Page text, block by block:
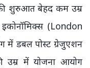
शुरुआत बेहद कम उम्र
(London
में डबल पोस्ट ग्रेजुएशन
उम्र में योजना आयोग